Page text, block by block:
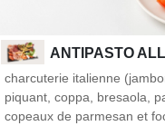
ANTIPASTO
charcuterie italienne
piquant, coppa, bresaola,
copeaux de parmesan et